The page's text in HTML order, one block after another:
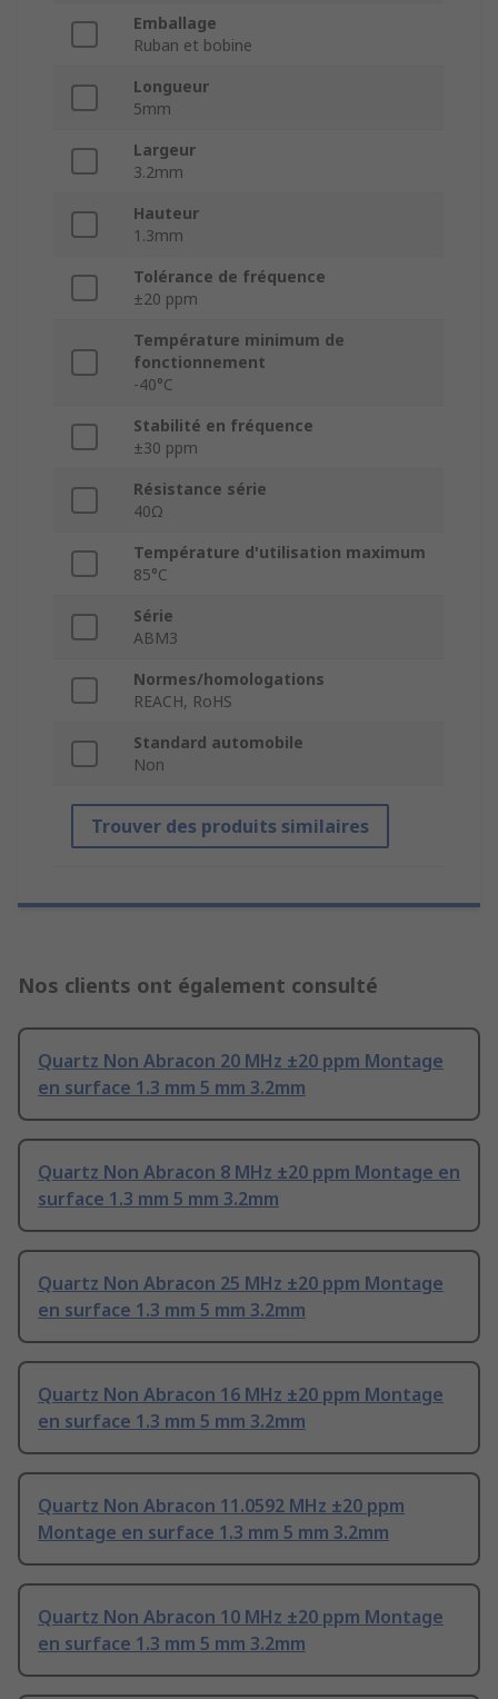
Emballage
Ruban et bobine
Longueur
5mm
Largeur
3.2mm
Hauteur
1.3mm
Tolérance de fréquence
±20 ppm
Température minimum de
fonctionnement
-40°C
Stabilité en fréquence
±30 ppm
Résistance série
40Ω
Température d'utilisation maximum
85°C
Série
ABM3
Normes/homologations
REACH, RoHS
Standard automobile
Non
Trouver des produits similaires
Nos clients ont également consulté
Quartz Non Abracon 20 MHz ±20 ppm Montage
en surface 1.3 mm 5 mm 3.2mm
Quartz Non Abracon 8 MHz ±20 ppm Montage en
surface 1.3 mm 5 mm 3.2mm
Quartz Non Abracon 25 MHz ±20 ppm Montage
en surface 1.3 mm 5 mm 3.2mm
Quartz Non Abracon 16 MHz ±20 ppm Montage
en surface 1.3 mm 5 mm 3.2mm
Quartz Non Abracon 11.0592 MHz ±20 ppm
Montage en surface 1.3 mm 5 mm 3.2mm
Quartz Non Abracon 10 MHz ±20 ppm Montage
en surface 1.3 mm 5 mm 3.2mm